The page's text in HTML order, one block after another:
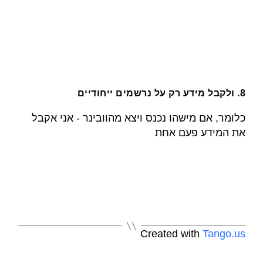
8. ולקבל מידע רק על נרשמים ייחודיים
כלומר, אם מישהו נכנס ויצא מהוובינר - אני אקבל
את המידע פעם אחת
Created with Tango.us